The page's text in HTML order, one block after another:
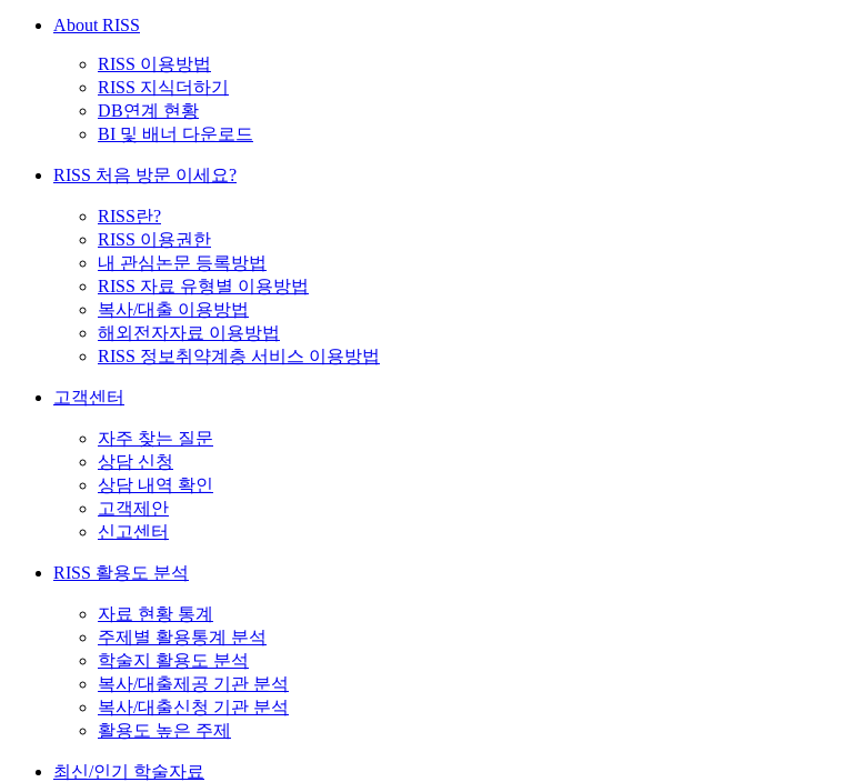
About RISS
RISS 이용방법
RISS 지식더하기
DB연계 현황
BI 및 배너 다운로드
RISS 처음 방문 이세요?
RISS란?
RISS 이용권한
내 관심논문 등록방법
RISS 자료 유형별 이용방법
복사/대출 이용방법
해외전자자료 이용방법
RISS 정보취약계층 서비스 이용방법
고객센터
자주 찾는 질문
상담 신청
상담 내역 확인
고객제안
신고센터
RISS 활용도 분석
자료 현황 통계
주제별 활용통계 분석
학술지 활용도 분석
복사/대출제공 기관 분석
복사/대출신청 기관 분석
활용도 높은 주제
최신/인기 학술자료